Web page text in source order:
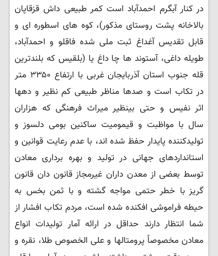
در کنار آبگرم احمدآباد است کمر طبیعی داش قزقاپان
بالاخانه پشت روستای مذکور)، کوه های اسطوره ای و
قابل تقدیس آغداغ ثبت ملی شده فاقلو و احمدآباد،
طویله داغی، آستوند ها چا داغ یا (بلقیس که بلندترین
قله جنوب استان آذربایجان غربی با ارتفاع ۳۳۵۰ متر
در تکاب است و صدها مناظر طبیعی کم نظیر و دهها
اثر نفیس و حتی بینظیر میراث فرهنگی که هزاران
سال با مواظبت و قیمومیت ساکنین بومی دلسوز و
تولیدکننده پایدار حفظ شده اند، با عدم رعایت قوانین و
استانداردهای جهانی در تولید و بهره برداری معادن
توسط بعضی از معدن داران غیرمجاز قانون دان قانون
گریز با خطر حتمی مواجه گشته و با ثمن بخس به
حیطه فراموشی افکنده شده است، مردم تکاب افشار از
شما انتظار دارند حداقل در ارائه آمار تولیدات انواع
معادن مخصوصاً پرومتالها و علی الخصوص طلا، نقره و